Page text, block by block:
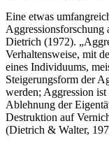
Eine etwas
Aggressionsforschung
Dietrich (1972).
Verhaltensweise, mit
eines Individuums,
Steigerungsform der
werden; Aggression
Ablehnung der
Destruktion auf
(Dietrich & Walter,